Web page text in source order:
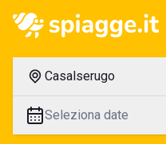
Casalserugo
Seleziona date